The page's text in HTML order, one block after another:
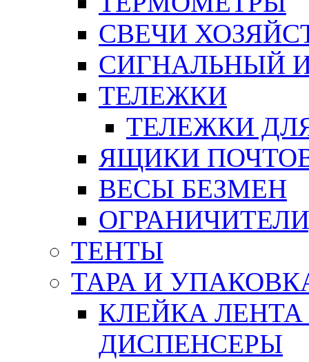
СВЕЧИ
СИГНАЛЬНЫЙ
ТЕЛЕЖКИ
ТЕЛЕЖКИ
ЯЩИКИ
ВЕСЫ БЕЗМЕН
ТЕНТЫ
ТАРА И
КЛЕЙКА
ДИСПЕНСЕРЫ